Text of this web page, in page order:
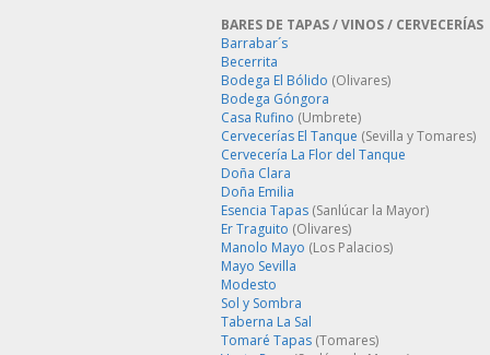
BARES DE TAPAS / VINOS / CERVECERÍAS
Barrabar´s
Becerrita
Bodega El Bólido (Olivares)
Bodega Góngora
Casa Rufino (Umbrete)
Cervecerías El Tanque (Sevilla y Tomares)
Cervecería La Flor del Tanque
Doña Clara
Doña Emilia
Esencia Tapas (Sanlúcar la Mayor)
Er Traguito (Olivares)
Manolo Mayo (Los Palacios)
Mayo Sevilla
Modesto
Sol y Sombra
Taberna La Sal
Tomaré Tapas (Tomares)